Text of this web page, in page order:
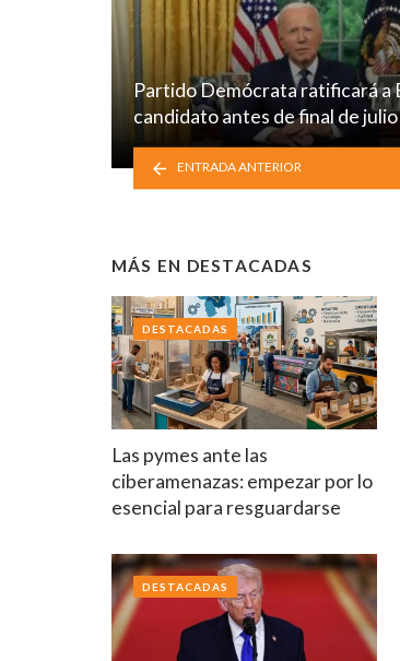
Partido Demócrata ratificará a
candidato antes de final de julio
ENTRADA ANTERIOR
MÁS EN DESTACADAS
Las pymes ante las
ciberamenazas: empezar por lo
esencial para resguardarse
DESTACADAS
DESTACADAS